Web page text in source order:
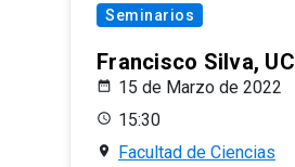
Seminarios
Francisco Silva, UC
15 de Marzo de 2022
15:30
Facultad de Ciencias